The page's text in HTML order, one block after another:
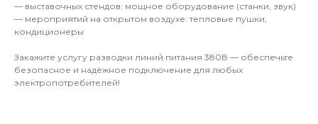
— выставочных стендов: мощное оборудование (станки, звук)
— мероприятий на открытом воздухе: тепловые пушки,
кондиционеры
Закажите услугу разводки линий питания 380В — обеспечьте
безопасное и надёжное подключение для любых
электропотребителей!